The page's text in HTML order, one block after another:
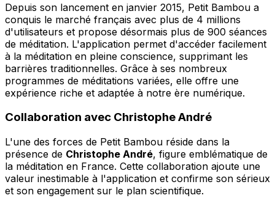
Depuis son lancement en janvier 2015, Petit Bambou a
conquis le marché français avec plus de 4 millions
d'utilisateurs et propose désormais plus de 900 séances
de méditation. L'application permet d'accéder facilement
à la méditation en pleine conscience, supprimant les
barrières traditionnelles. Grâce à ses nombreux
programmes de méditations variées, elle offre une
expérience riche et adaptée à notre ère numérique.
Collaboration avec Christophe André
L'une des forces de Petit Bambou réside dans la
présence de Christophe André, figure emblématique de
la méditation en France. Cette collaboration ajoute une
valeur inestimable à l'application et confirme son sérieux
et son engagement sur le plan scientifique.